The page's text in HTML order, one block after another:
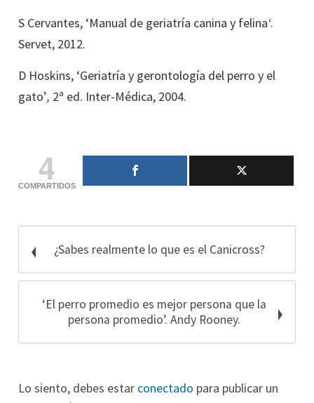
S Cervantes, ‘Manual de geriatría canina y felina‘.
Servet, 2012.
D Hoskins, ‘Geriatría y gerontología del perro y el
gato’, 2ª ed. Inter-Médica, 2004.
4
COMPARTIDOS
¿Sabes realmente lo que es el Canicross?
‘El perro promedio es mejor persona que la
persona promedio’. Andy Rooney.
Lo siento, debes estar conectado para publicar un